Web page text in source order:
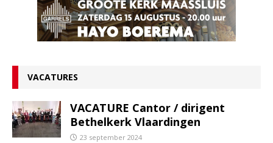
VACATURES
VACATURE Cantor / dirigent
Bethelkerk Vlaardingen
23 september 2024